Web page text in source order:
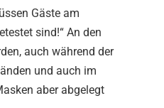
Gäste am
sind!“ An den
auch während der
und auch im
aber abgelegt